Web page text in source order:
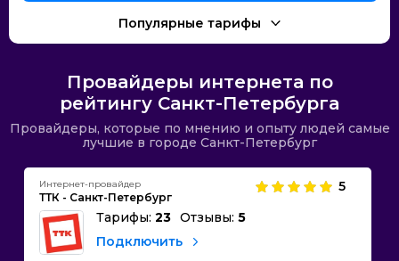
Провайдеры интернета по
рейтингу Санкт-Петербурга
Провайдеры, которые по мнению и опыту людей самые
лучшие в городе Санкт-Петербург
Интернет-провайдер
ТТК - Санкт-Петербург
5
Тарифы: 23 Отзывы: 5
Подключить